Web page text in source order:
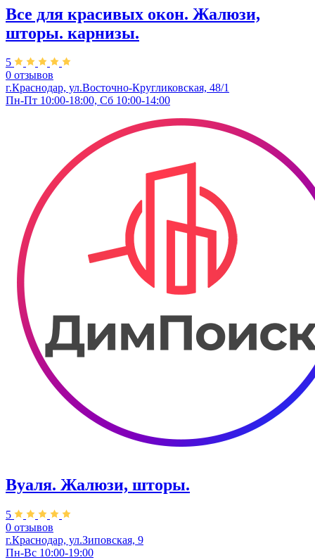
Все для красивых окон. Жалюзи,
шторы. карнизы.
5
0 отзывов
г.Краснодар, ул.Восточно-Кругликовская, 48/1
Пн-Пт 10:00-18:00, Сб 10:00-14:00
Вуаля. Жалюзи, шторы.
5
0 отзывов
г.Краснодар, ул.Зиповская, 9
Пн-Вс 10:00-19:00